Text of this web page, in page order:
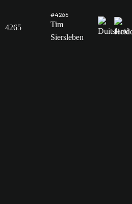
4265
#4265
Tim
Siersleben